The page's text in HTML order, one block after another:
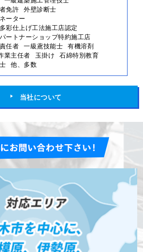
免許 外壁診断士
ーター
彩仕上げ工法施工店認定
ートナーショップ特約施工店
任者 一級鳶技能士 有機溶剤
業主任者 玉掛け 石綿特別教育
他、多数
当社について